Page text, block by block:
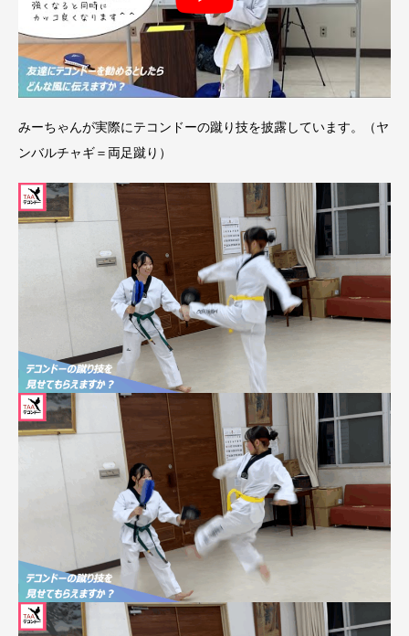
みーちゃんが実際にテコンドーの蹴り技を披露しています。（ヤ
ンバルチャギ＝両足蹴り）